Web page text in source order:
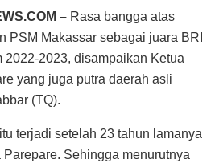
– Rasa bangga atas
PSM Makassar sebagai juara BRI
2022-2023, disampaikan Ketua
yang juga putra daerah asli
(TQ).
terjadi setelah 23 tahun lamanya
Sehingga menurutnya